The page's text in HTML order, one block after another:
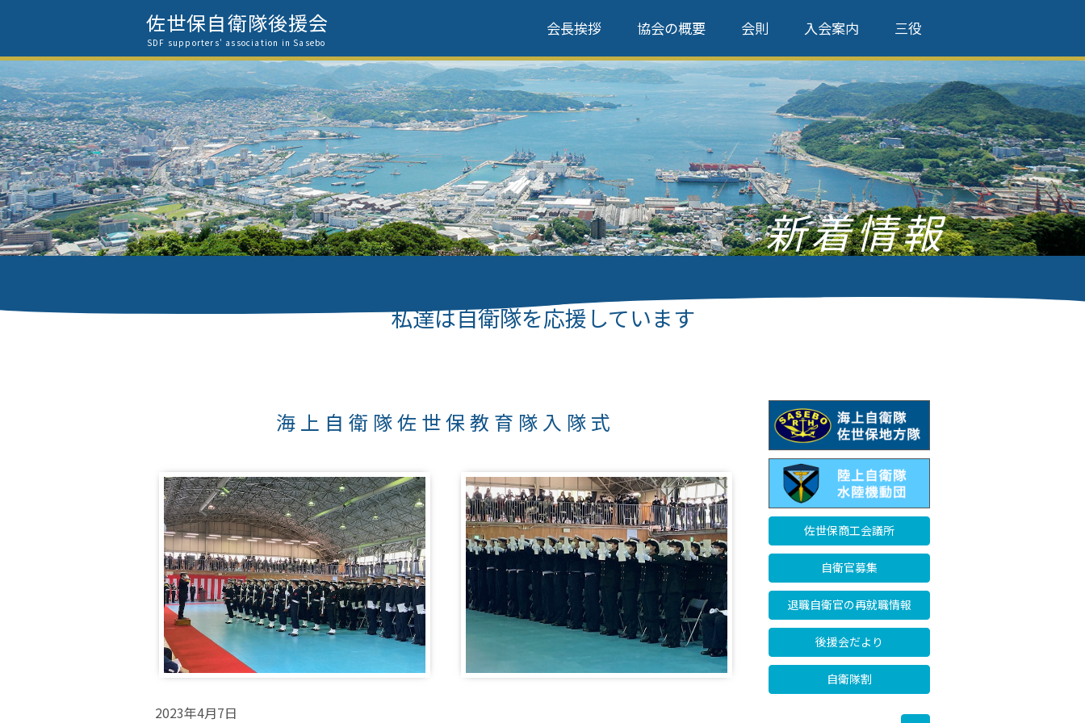
佐世保自衛隊後援会
SDF supporters' association in Sasebo
会長挨拶 協会の概要 会則 入会案内 三役
新着情報
私達は自衛隊を応援しています
海上自衛隊佐世保教育隊入隊式
2023年4月7日
佐世保商工会議所
自衛官募集
退職自衛官の再就職情報
後援会だより
自衛隊割